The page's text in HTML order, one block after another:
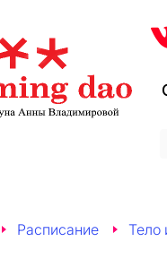
Расписание Тело